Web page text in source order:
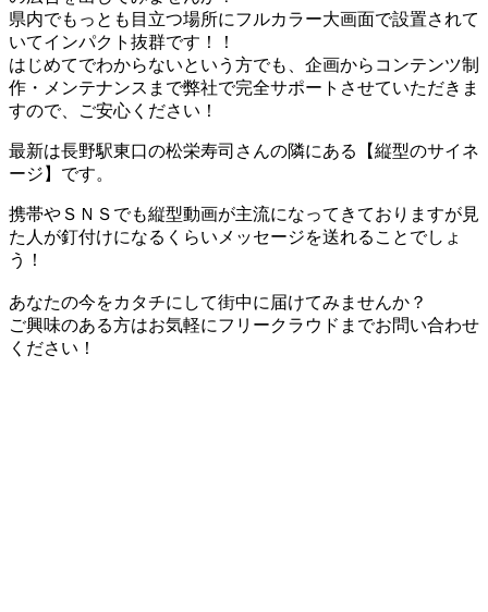
県内でもっとも目立つ場所にフルカラー大画面で設置されて
いてインパクト抜群です！！
はじめてでわからないという方でも、企画からコンテンツ制
作・メンテナンスまで弊社で完全サポートさせていただきま
すので、ご安心ください！
最新は長野駅東口の松栄寿司さんの隣にある【縦型のサイネ
ージ】です。
携帯やＳＮＳでも縦型動画が主流になってきておりますが見
た人が釘付けになるくらいメッセージを送れることでしょ
う！
あなたの今をカタチにして街中に届けてみませんか？
ご興味のある方はお気軽にフリークラウドまでお問い合わせ
ください！